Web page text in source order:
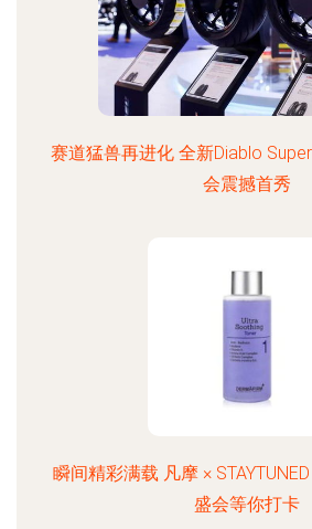
赛道猛兽再进化 全新Diablo
会震撼首秀
瞬间精彩满载 凡摩 ×
盛会等你打卡